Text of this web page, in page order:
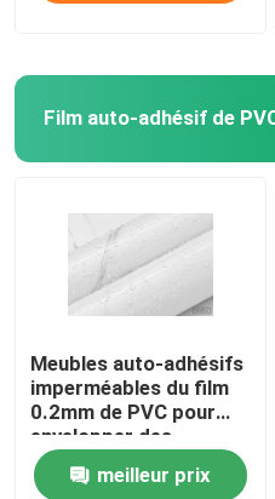
Film décoratif de PVC
Film d'impression de PVC
Le PVC a stratifié le film
Film auto-adhésif de PVC
Film en bois de PVC de
Film auto-adhésif de
Meubles auto-adhésifs
imperméables du film
0.2mm de PVC pour
envelopper des
plafonds de panneaux
de mur meilleur prix